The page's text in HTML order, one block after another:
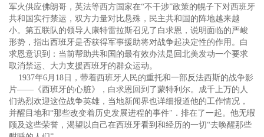
军火供应佛朗哥，英法等西方国家在“不干涉”政策的幌子下对西班牙
共和国实行禁运，双方力量对比悬殊，民主共和国的阵地越来越
小。第五联队的领导人康特雷拉斯召见了白求恩，说明面临的严峻
形势，指出西班牙是否获得军事援助将对战争起决定性的作用。白
求恩意识到：当前帮助共和国的最有效办法是回北美发动一个要求
取消禁运、大力支援西班牙的群众运动。
1937年6月18日，带着西班牙人民的重托和一部反法西斯的战争影
片——《西班牙的心脏》，白求恩回到了蒙特利尔。成千上万的人
们热烈欢迎这位战争英雄，当地新闻界也详细报道他的工作情况，
并醒目地和“那些改变着历史发展进程的事件"．排在了一起。他无暇
顾及这些荣誉，渴望以自己在西班牙看到和经历的一切“去唤醒那些